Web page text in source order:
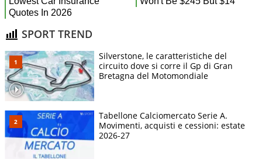
SPORT TREND
Silverstone, le caratteristiche del
circuito dove si corre il Gp di Gran
Bretagna del Motomondiale
Tabellone Calciomercato Serie A.
Movimenti, acquisti e cessioni: estate
2026-27